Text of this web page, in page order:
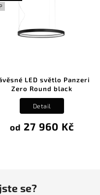
LED světlo Panzeri
Zero Round black
od 27 960 Kč
Detail
se?